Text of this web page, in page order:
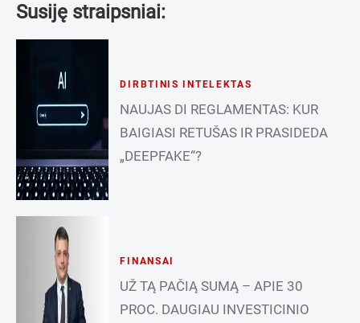
Susiję straipsniai:
DIRBTINIS INTELEKTAS
NAUJAS DI REGLAMENTAS: KUR
BAIGIASI RETUŠAS IR PRASIDEDA
„DEEPFAKE“?
FINANSAI
UŽ TĄ PAČIĄ SUMĄ – APIE 30
PROC. DAUGIAU INVESTICINIO